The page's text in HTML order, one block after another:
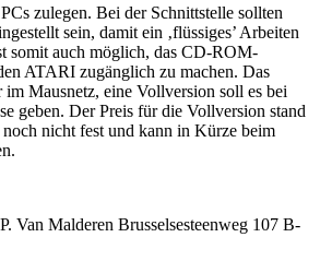
zulegen. Bei der Schnittstelle sollten
sein, damit ein ‚flüssiges’ Arbeiten
somit auch möglich, das CD-ROM-
ATARI zugänglich zu machen. Das
Mausnetz, eine Vollversion soll es bei
geben. Der Preis für die Vollversion stand
nicht fest und kann in Kürze beim
Van Malderen Brusselsesteenweg 107 B-